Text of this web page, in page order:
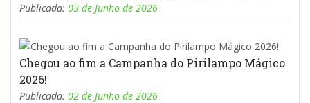
Publicada: 03 de Junho de 2026
Chegou ao fim a Campanha do Pirilampo Mágico
2026!
Publicada: 02 de Junho de 2026